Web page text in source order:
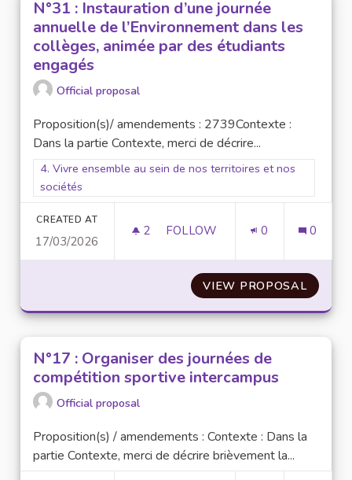
N°31 : Instauration d’une journée
annuelle de l’Environnement dans les
collèges, animée par des étudiants
engagés
Official proposal
Proposition(s)/ amendements : 2739 Contexte :
Dans la partie Contexte, merci de décrire...
Filter results for scope: 4. Vivre ensemble au sein de nos
4. Vivre ensemble au sein de nos territoires et nos
sociétés
CREATED AT
17/03/2026
2 2 FOLLOWERS
FOLLOW 0 0
VIEW PROPOSALN°31 :
N°17 : Organiser des journées de
compétition sportive intercampus
Official proposal
Proposition(s) / amendements : Contexte : Dans la
partie Contexte, merci de décrire brièvement la...